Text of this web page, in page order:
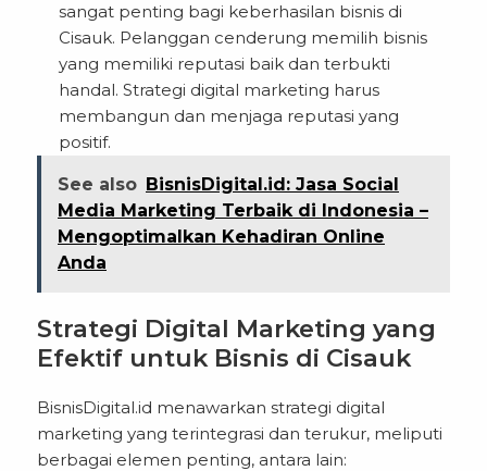
sangat penting bagi keberhasilan bisnis di
Cisauk. Pelanggan cenderung memilih bisnis
yang memiliki reputasi baik dan terbukti
handal. Strategi digital marketing harus
membangun dan menjaga reputasi yang
positif.
See also BisnisDigital.id: Jasa Social
Media Marketing Terbaik di Indonesia –
Mengoptimalkan Kehadiran Online
Anda
Strategi Digital Marketing yang
Efektif untuk Bisnis di Cisauk
BisnisDigital.id menawarkan strategi digital
marketing yang terintegrasi dan terukur, meliputi
berbagai elemen penting, antara lain: